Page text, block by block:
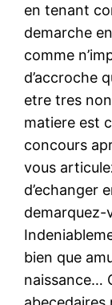
en tenant
demarche
comme
d’accroche
etre tres
matiere est
concours
vous
d’echanger
demarquez-
bien que
naissance…